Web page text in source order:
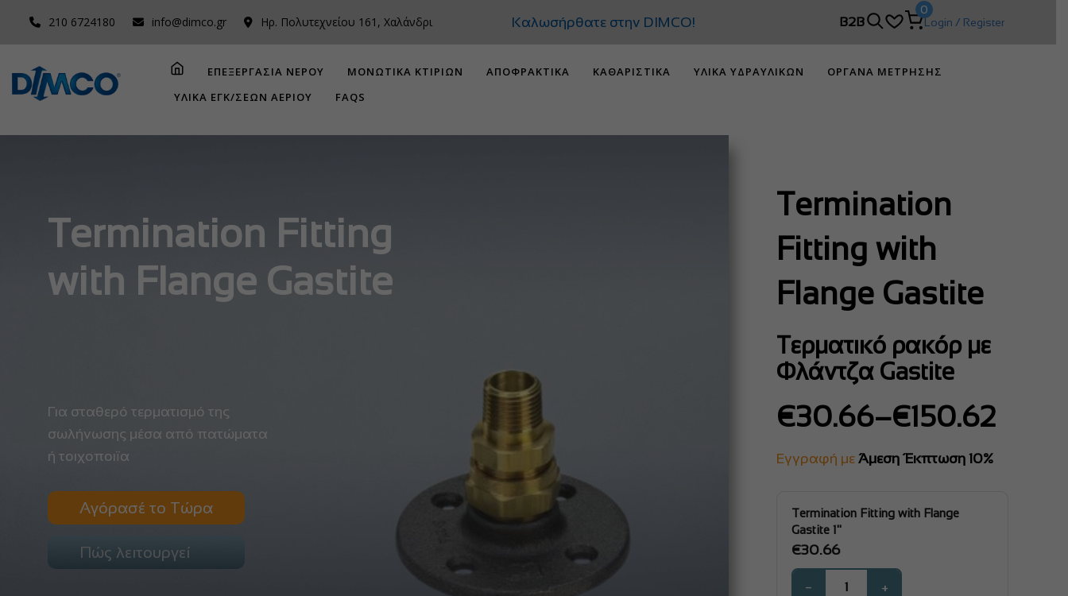
210 6724180 info@dimco.gr Ηρ. Πολυτεχνείου 161, Χαλάνδρι Καλωσήρθατε στην DIMCO! B2B
0
Login / Register
ΕΠΕΞΕΡΓΑΣΙΑ ΝΕΡΟΥ ΜΟΝΩΤΙΚΑ ΚΤΙΡΙΩΝ ΑΠΟΦΡΑΚΤΙΚΑ ΚΑΘΑΡΙΣΤΙΚΑ ΥΛΙΚΑ ΥΔΡΑΥΛΙΚΩΝ
ΟΡΓΑΝΑ ΜΕΤΡΗΣΗΣ
ΥΛΙΚΑ ΕΓΚ/ΣΕΩΝ ΑΕΡΙΟΥ
FAQS
Termination Fitting
with Flange Gastite
Για σταθερό τερματισμό της
σωλήνωσης μέσα από πατώματα
ή τοιχοποιϊα
Αγόρασέ το Τώρα
Πώς λειτουργεί
Termination
Fitting with
Flange Gastite
Τερματικό ρακόρ με
Φλάντζα Gastite
€30.66–€150.62
Price
range:
€30.66
through
Εγγραφή με Άμεση Έκπτωση 10%
Termination Fitting with Flange
Gastite 1"
€30.66
− +